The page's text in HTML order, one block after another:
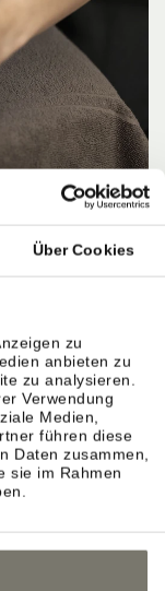
Über Cookies
zu
anbieten zu
zu analysieren.
Verwendung
Medien,
führen diese
Daten zusammen,
sie im Rahmen